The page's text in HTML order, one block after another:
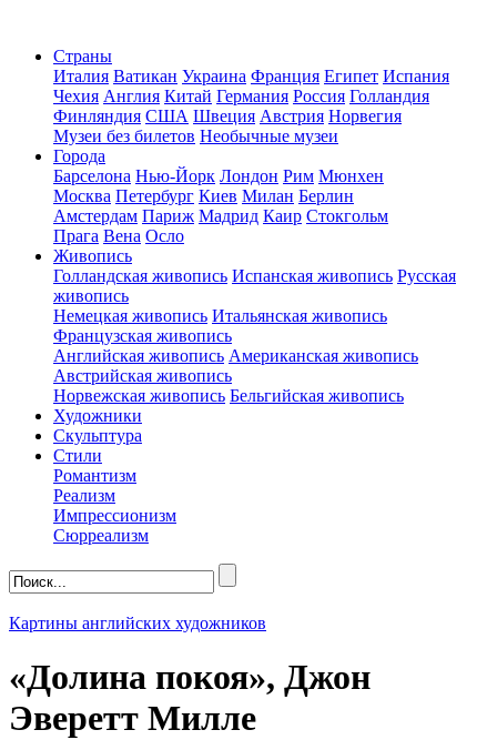
Страны
Италия Ватикан Украина Франция Египет Испания
Чехия Англия Китай Германия Россия Голландия
Финляндия США Швеция Австрия Норвегия
Музеи без билетов Необычные музеи
Города
Барселона Нью-Йорк Лондон Рим Мюнхен
Москва Петербург Киев Милан Берлин
Амстердам Париж Мадрид Каир Стокгольм
Прага Вена Осло
Живопись
Голландская живопись Испанская живопись Русская
живопись
Немецкая живопись Итальянская живопись
Французская живопись
Английская живопись Американская живопись
Австрийская живопись
Норвежская живопись Бельгийская живопись
Художники
Скульптура
Стили
Романтизм
Реализм
Импрессионизм
Сюрреализм
Картины английских художников
«Долина покоя», Джон
Эверетт Милле